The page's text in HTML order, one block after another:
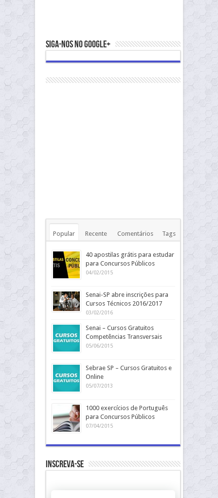
Siga-nos no Google+
Popular Recente Comentários Tags
40 apostilas grátis para estudar
para Concursos Públicos
04/02/2015
Senai-SP abre inscrições para
Cursos Técnicos 2016/2017
03/02/2016
Senai – Cursos Gratuitos
Competências Transversais
05/06/2015
Sebrae SP – Cursos Gratuitos e
Online
05/07/2013
1000 exercícios de Português
para Concursos Públicos
07/04/2015
Inscreva-se